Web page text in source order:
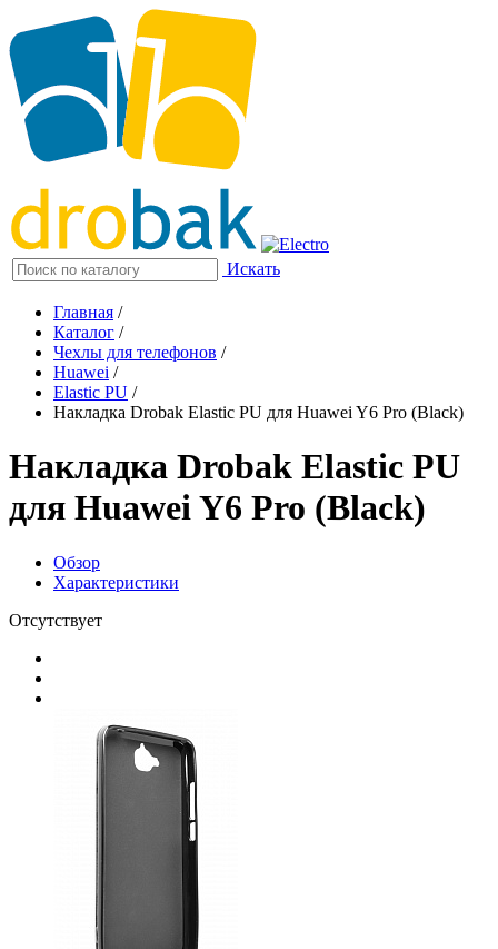
Искать
Главная /
Каталог /
Чехлы для телефонов /
Huawei /
Elastic PU /
Накладка Drobak Elastic PU для Huawei Y6 Pro (Black)
Накладка Drobak Elastic PU
для Huawei Y6 Pro (Black)
Обзор
Характеристики
Отсутствует